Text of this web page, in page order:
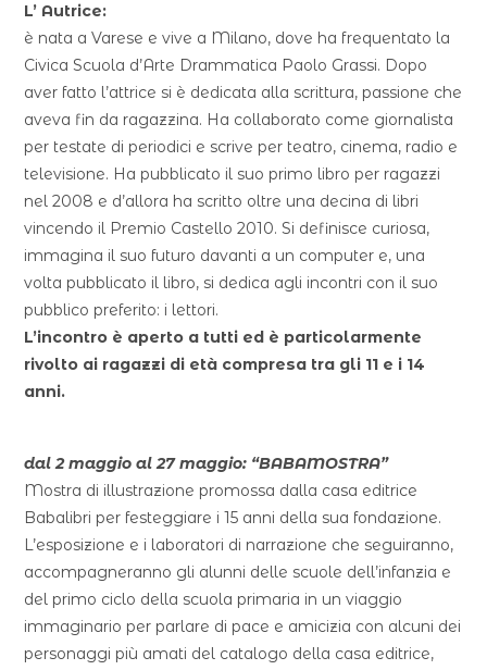
L’ Autrice:
è nata a Varese e vive a Milano, dove ha frequentato la
Civica Scuola d’Arte Drammatica Paolo Grassi. Dopo
aver fatto l’attrice si è dedicata alla scrittura, passione che
aveva fin da ragazzina. Ha collaborato come giornalista
per testate di periodici e scrive per teatro, cinema, radio e
televisione. Ha pubblicato il suo primo libro per ragazzi
nel 2008 e d’allora ha scritto oltre una decina di libri
vincendo il Premio Castello 2010. Si definisce curiosa,
immagina il suo futuro davanti a un computer e, una
volta pubblicato il libro, si dedica agli incontri con il suo
pubblico preferito: i lettori.
L’incontro è aperto a tutti ed è particolarmente
rivolto ai ragazzi di età compresa tra gli 11 e i 14
anni.
dal 2 maggio al 27 maggio: “BABAMOSTRA”
Mostra di illustrazione promossa dalla casa editrice
Babalibri per festeggiare i 15 anni della sua fondazione.
L’esposizione e i laboratori di narrazione che seguiranno,
accompagneranno gli alunni delle scuole dell’infanzia e
del primo ciclo della scuola primaria in un viaggio
immaginario per parlare di pace e amicizia con alcuni dei
personaggi più amati del catalogo della casa editrice,